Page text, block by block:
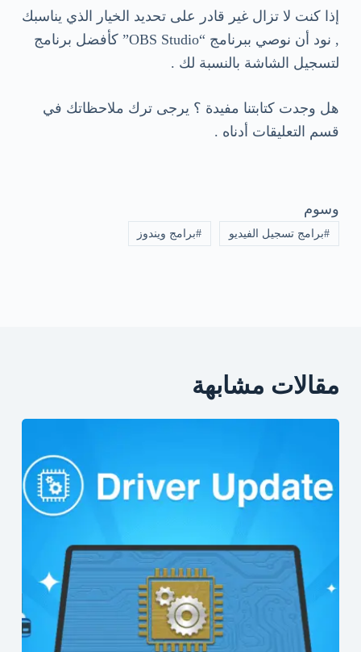
إذا كنت لا تزال غير قادر على تحديد الخيار الذي يناسبك
, نود أن نوصي ببرنامج “OBS Studio” كأفضل برنامج
لتسجيل الشاشة بالنسبة لك .
هل وجدت كتابتنا مفيدة ؟ يرجى ترك ملاحظاتك في
قسم التعليقات أدناه .
وسوم
#برامج تسجيل الفيديو #برامج ويندوز
مقالات مشابهة